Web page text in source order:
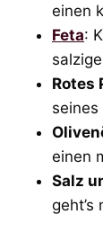
einen
Feta:
Rotes
einen
Salz
geht’s